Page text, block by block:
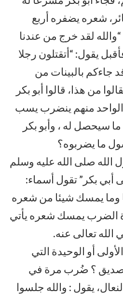
شعره يضفره أربع
لقد خرج من عندنا
يقول: “أتقتلون رجلا
جاءكم بالبينات من
من هذا، قالوا أبو بكر
الواحد منهم ينضرب يسب
سيحصل له ، وأبو بكر
ما يضربوه؟
الله صلى الله عليه وسلم
أبي بكر” تقول أسماء:
وما يمسك شيئا من شعره
الضرب يمسك شعره يأتي
تعالى عنه.
أو الوحيدة التي
؟ ضُرب مرة في
يقول : والله جلسوا